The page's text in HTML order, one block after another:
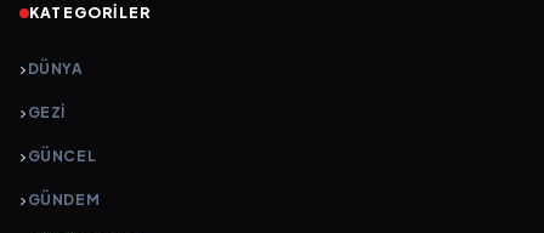
KATEGORILER
DÜNYA
GEZI
GÜNCEL
GÜNDEM